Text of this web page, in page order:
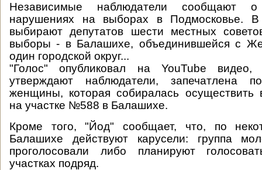
Независимые наблюдатели сообщают о
нарушениях на выборах в Подмосковье. В
выбирают депутатов шести местных
выборы - в Балашихе, объединившейся с
один городской округ...
"Голос" опубликовал на YouTube
утверждают наблюдатели, запечатлена
женщины, которая собиралась осуществить
на участке №588 в Балашихе.
Кроме того, "Йод" сообщает, что, по
Балашихе действуют карусели: группа
проголосовали либо планируют
участках подряд.